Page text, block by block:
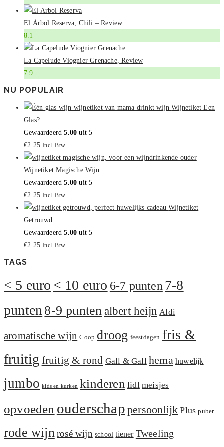
El Árbol Reserva, Chili – Review
8.1
La Capelude Viognier Grenache, Review
7.9
NU POPULAIR
Wijnetiket Een
Glas?
Gewaardeerd5.00 uit 5
€2.25 Incl. Btw
Wijnetiket Magische Wijn
Gewaardeerd5.00 uit 5
€2.25 Incl. Btw
Wijnetiket
Getrouwd
Gewaardeerd5.00 uit 5
€2.25 Incl. Btw
TAGS
< 5 euro < 10 euro 6-7 punten7-8
punten8-9 puntenalbert heijn Aldi
aromatische wijn Coop droog feestdagen fris &
fruitig fruitig & rond Gall & Gall hema huwelijk
jumbo kids en kurken kinderen lidl meisjes
opvoeden ouderschap persoonlijk Plus puber
rode wijn rosé wijn school tiener Tweeling